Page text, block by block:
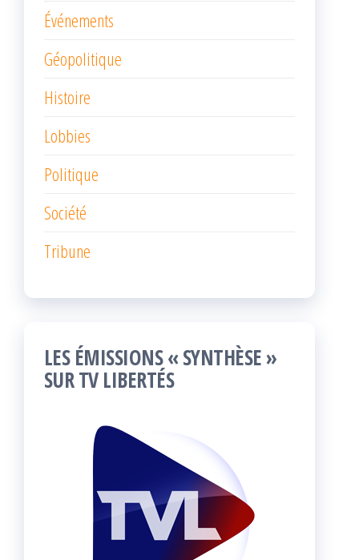
Événements
Géopolitique
Histoire
Lobbies
Politique
Société
Tribune
LES ÉMISSIONS « SYNTHÈSE »
SUR TV LIBERTÉS